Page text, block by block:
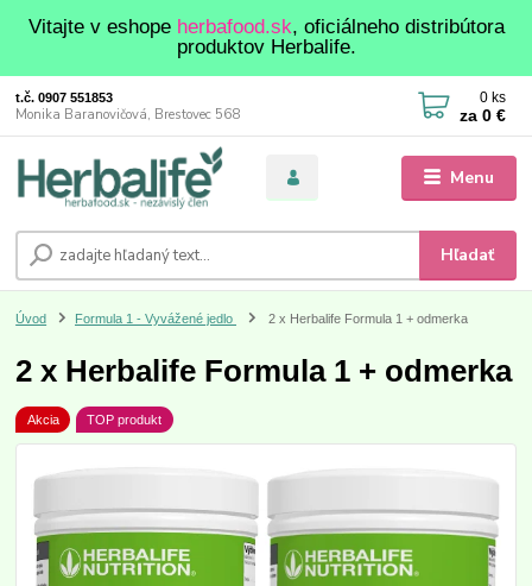
Vitajte v eshope herbafood.sk, oficiálneho distribútora
produktov Herbalife.
Menu
Hľadať
t.č. 0907 551853
Monika Baranovičová, Brestovec 568
0ks
za 0 €
Úvod Formula 1 - Vyvážené jedlo 2 x Herbalife Formula 1 + odmerka
2 x Herbalife Formula 1 + odmerka
Akcia TOP produkt